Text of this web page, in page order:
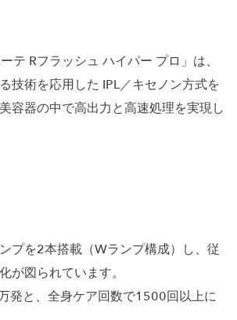
テ Rフラッシュ ハイパー プロ」は、
技術を応用した IPL／キセノン方式を
容器の中で高出力と高速処理を実現し
プを2本搭載（Wランプ構成）し、従
が図られています。
発と、全身ケア回数で1500回以上に